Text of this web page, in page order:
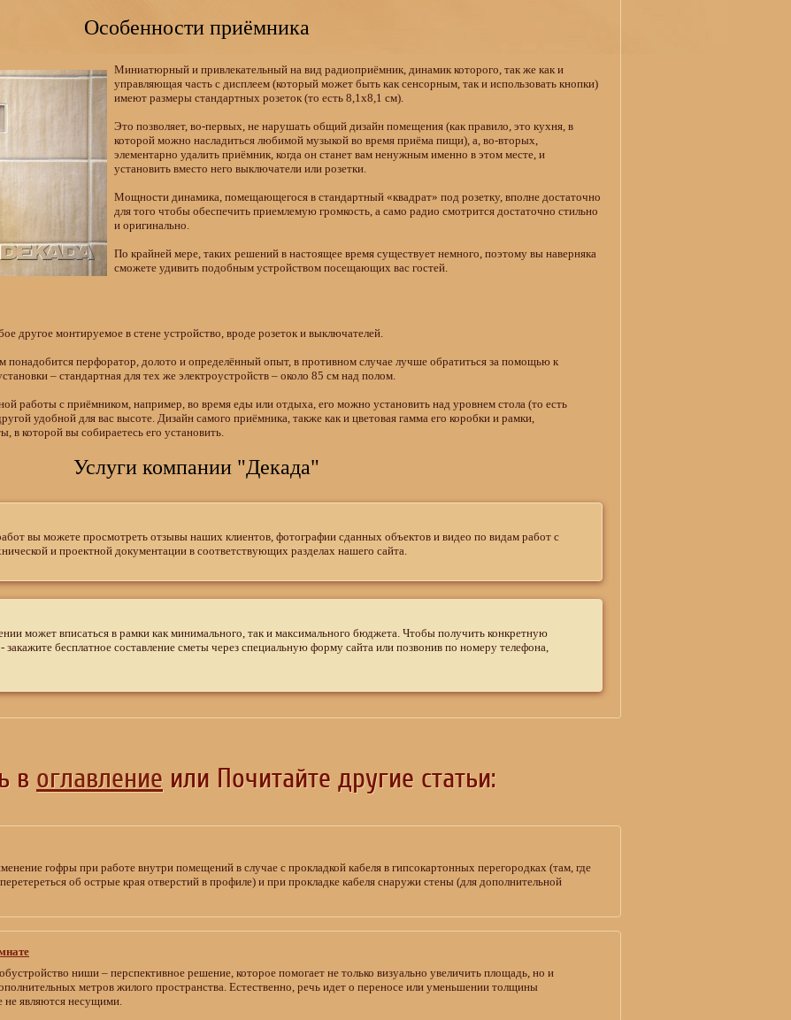
Особенности приёмника
Миниатюрный и привлекательный на вид радиоприёмник, динамик которого, так же как и
управляющая часть с дисплеем (который может быть как сенсорным, так и использовать кнопки)
имеют размеры стандартных розеток (то есть 8,1х8,1 см).
Это позволяет, во-первых, не нарушать общий дизайн помещения (как правило, это кухня, в
которой можно насладиться любимой музыкой во время приёма пищи), а, во-вторых,
элементарно удалить приёмник, когда он станет вам ненужным именно в этом месте, и
установить вместо него выключатели или розетки.
Мощности динамика, помещающегося в стандартный «квадрат» под розетку, вполне достаточно
для того чтобы обеспечить приемлемую громкость, а само радио смотрится достаточно стильно
и оригинально.
По крайней мере, таких решений в настоящее время существует немного, поэтому вы наверняка
сможете удивить подобным устройством посещающих вас гостей.
другое монтируемое в стене устройство, вроде розеток и выключателей.
понадобится перфоратор, долото и определённый опыт, в противном случае лучше обратиться за помощью к
– стандартная для тех же электроустройств – около 85 см над полом.
работы с приёмником, например, во время еды или отдыха, его можно установить над уровнем стола (то есть
удобной для вас высоте. Дизайн самого приёмника, также как и цветовая гамма его коробки и рамки,
которой вы собираетесь его установить.
Услуги компании "Декада"
вы можете просмотреть отзывы наших клиентов, фотографии сданных объектов и видео по видам работ с
и проектной документации в соответствующих разделах нашего сайта.
может вписаться в рамки как минимального, так и максимального бюджета. Чтобы получить конкретную
закажите бесплатное составление сметы через специальную форму сайта или позвонив по номеру телефона,
в оглавление или Почитайте другие статьи:
гофры при работе внутри помещений в случае с прокладкой кабеля в гипсокартонных перегородках (там, где
об острые края отверстий в профиле) и при прокладке кабеля снаружи стены (для дополнительной
ниши – перспективное решение, которое помогает не только визуально увеличить площадь, но и
метров жилого пространства. Естественно, речь идет о переносе или уменьшении толщины
не являются несущими.